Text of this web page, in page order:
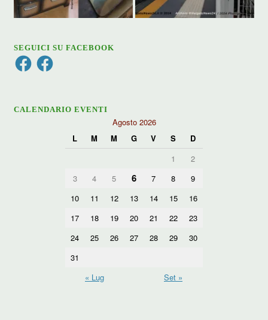
SEGUICI SU FACEBOOK
FacebookFacebook
CALENDARIO EVENTI
Agosto 2026
L
M M G V S
D
1
2
3
4 5 6 7 8
9
10
11 12 13 14 15
16
17
18 19 20 21 22
23
24
25 26 27 28 29
30
31
« Lug
Set »